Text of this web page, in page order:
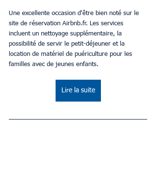
Une excellente occasion d'être bien noté sur le
site de réservation Airbnb.fr. Les services
incluent un nettoyage supplémentaire, la
possibilité de servir le petit-déjeuner et la
location de matériel de puériculture pour les
familles avec de jeunes enfants.
Lire la suite